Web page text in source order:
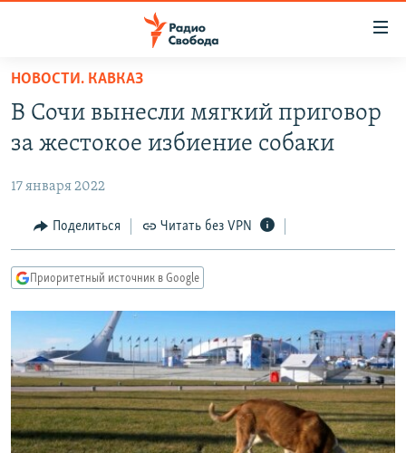
упрощенного
доступа
основному
Вернутся
главной
навигации
Вернутся
поиску
ЦИТАТЫ СВОБОДЫ
МНЕНИЯ
IDEL.РЕАЛИИ
КАВКАЗ.РЕАЛИИ
СЕВЕР.РЕАЛИИ
СИБИРЬ.РЕАЛИИ
РАСПИСАНИЕ ВЕЩАНИЯ
НОВОСТИ. КАВКАЗ
В Сочи вынесли мягкий приговор
за жестокое избиение собаки
17 января 2022
Поделиться Читать без VPN
Приоритетный источник в Google